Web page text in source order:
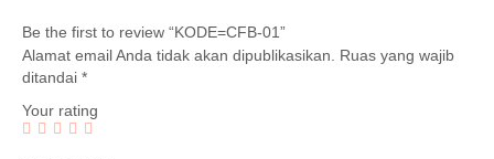
Be the first to review “KODE=CFB-01”
Alamat email Anda tidak akan dipublikasikan. Ruas yang wajib
ditandai *
Your rating